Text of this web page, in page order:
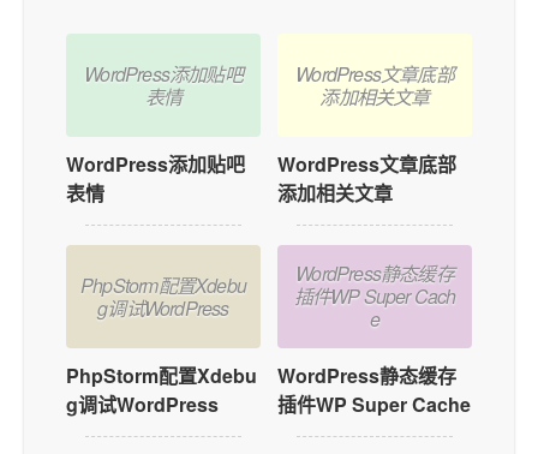
WordPress添加贴吧
表情
WordPress添加贴吧
表情
PhpStorm配置Xdebu
g调试WordPress
PhpStorm配置Xdebu
g调试WordPress
WordPress文章底部
添加相关文章
WordPress文章底部
添加相关文章
WordPress静态缓存
插件WP Super Cach
e
WordPress静态缓存
插件WP Super Cache